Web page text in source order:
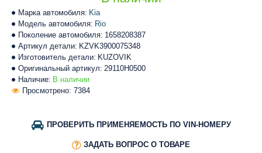
Наличие: В наличии
Марка автомобиля: Kia
Модель автомобиля: Rio
Поколение автомобиля: 1658208387
Артикул детали: KZVK3900075348
Изготовитель детали: KUZOVIK
Оригинальный артикул: 29110H0500
Просмотрено: 7384
ПРОВЕРИТЬ ПРИМЕНЯЕМОСТЬ ПО VIN-НОМЕРУ
ЗАДАТЬ ВОПРОС О ТОВАРЕ